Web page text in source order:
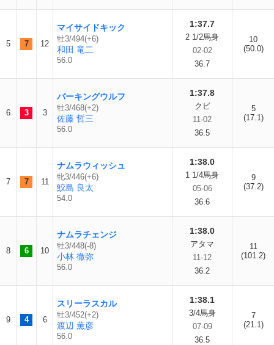
5 7 12
マイサイドキック
牡3/494(+6)
和田 竜二
56.0
1:37.7
2 1/2馬身
02-02
36.7
10
(50.0)
6 3 3
バーキングウルフ
牡3/468(+2)
佐藤 哲三
56.0
1:37.8
クビ
11-02
36.5
5
(17.1)
7 7 11
ナムラウィッシュ
牝3/446(+6)
鮫島 良太
54.0
1:38.0
1 1/4馬身
05-06
36.6
9
(37.2)
8 6 10
ナムラチェンジ
牡3/448(-8)
小林 徹弥
56.0
1:38.0
アタマ
11-12
36.2
11
(101.2)
9 4 6
スリーラスカル
牡3/452(+2)
渡辺 薫彦
56.0
1:38.1
3/4馬身
07-09
36.5
7
(21.1)